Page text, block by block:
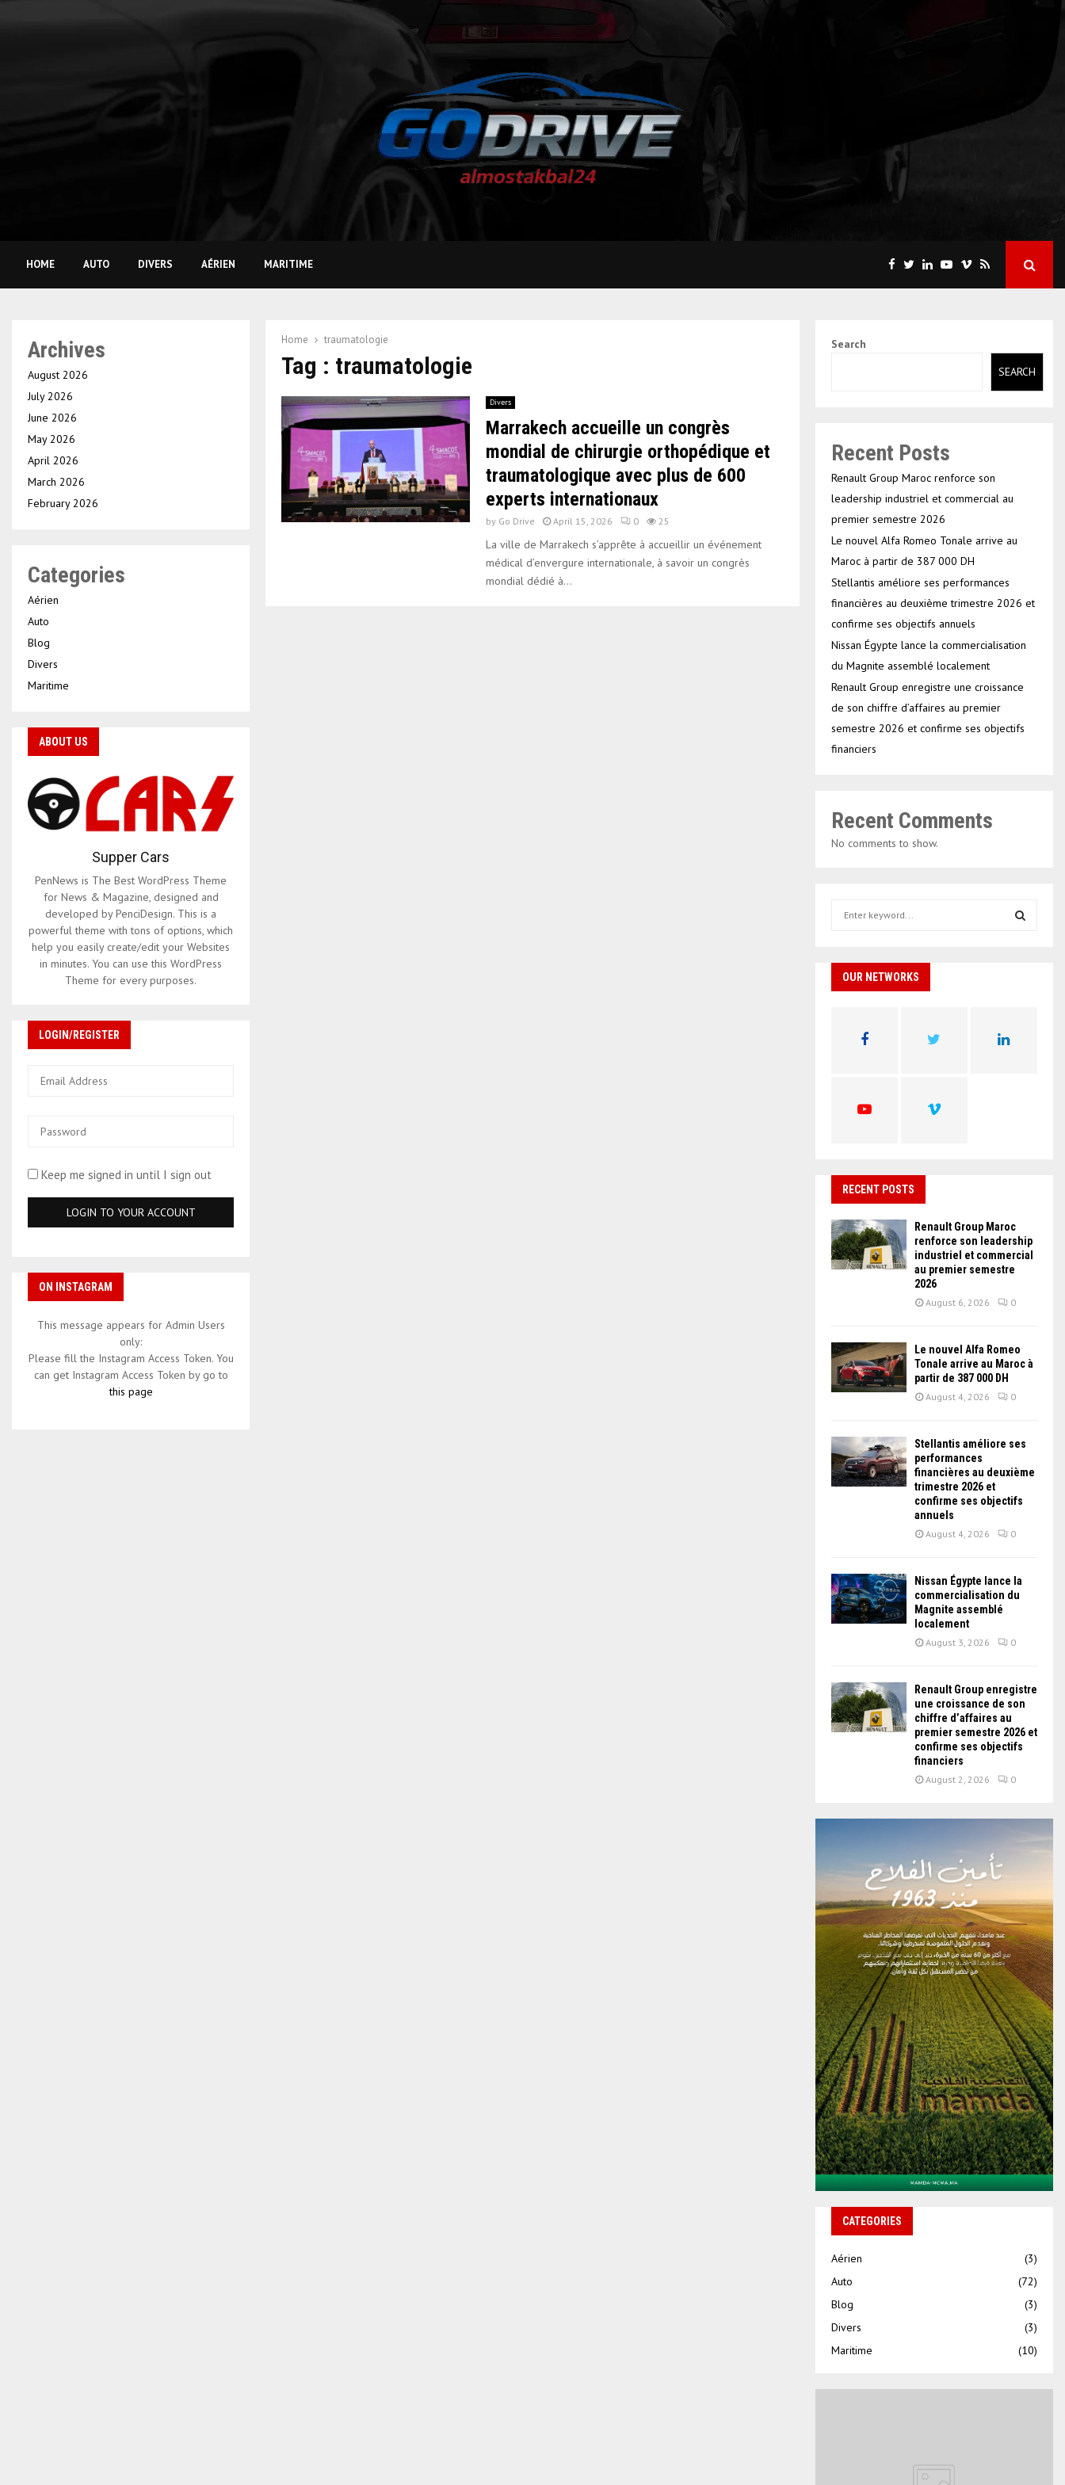
HOME AUTO DIVERS AÉRIEN MARITIME
Home traumatologie
Tag : traumatologie
Divers
Marrakech accueille un congrès
mondial de chirurgie orthopédique et
traumatologique avec plus de 600
experts internationaux
by Go Drive April 15, 2026 0 25
La ville de Marrakech s’apprête à accueillir un événement
médical d’envergure internationale, à savoir un congrès
mondial dédié à...
Archives
August 2026
July 2026
June 2026
May 2026
April 2026
March 2026
February 2026
Categories
Aérien
Auto
Blog
Divers
Maritime
ABOUT US
Supper Cars
PenNews is The Best WordPress Theme
for News & Magazine, designed and
developed by PenciDesign. This is a
powerful theme with tons of options, which
help you easily create/edit your Websites
in minutes. You can use this WordPress
Theme for every purposes.
LOGIN/REGISTER
Keep me signed in until I sign out
ON INSTAGRAM
This message appears for Admin Users
only:
Please fill the Instagram Access Token. You
can get Instagram Access Token by go to
this page
Search
SEARCH
Recent Posts
Renault Group Maroc renforce son
leadership industriel et commercial au
premier semestre 2026
Le nouvel Alfa Romeo Tonale arrive au
Maroc à partir de 387 000 DH
Stellantis améliore ses performances
financières au deuxième trimestre 2026 et
confirme ses objectifs annuels
Nissan Égypte lance la commercialisation
du Magnite assemblé localement
Renault Group enregistre une croissance
de son chiffre d’affaires au premier
semestre 2026 et confirme ses objectifs
financiers
Recent Comments
No comments to show.
h
OUR NETWORKS
RECENT POSTS
Renault Group Maroc
renforce son leadership
industriel et commercial
au premier semestre
2026
August 6, 2026 0
Le nouvel Alfa Romeo
Tonale arrive au Maroc à
partir de 387 000 DH
August 4, 2026 0
Stellantis améliore ses
performances
financières au deuxième
trimestre 2026 et
confirme ses objectifs
annuels
August 4, 2026 0
Nissan Égypte lance la
commercialisation du
Magnite assemblé
localement
August 3, 2026 0
Renault Group enregistre
une croissance de son
chiffre d’affaires au
premier semestre 2026 et
confirme ses objectifs
financiers
August 2, 2026 0
CATEGORIES
Aérien
(3)
Auto
(72)
Blog
(3)
Divers
(3)
Maritime
(10)